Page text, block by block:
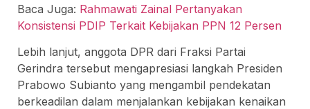
Baca Juga: Rahmawati Zainal Pertanyakan
Konsistensi PDIP Terkait Kebijakan PPN 12 Persen
Lebih lanjut, anggota DPR dari Fraksi Partai
Gerindra tersebut mengapresiasi langkah Presiden
Prabowo Subianto yang mengambil pendekatan
berkeadilan dalam menjalankan kebijakan kenaikan